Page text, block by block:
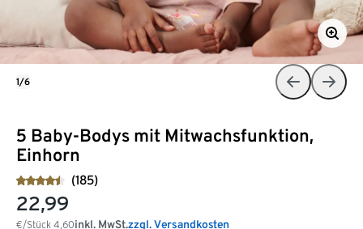
5 Baby-Bodys mit Mitwachsfunktion,
Einhorn
(185)
22,99
€/Stück 4,60inkl. MwSt.zzgl. Versandkosten
1/6